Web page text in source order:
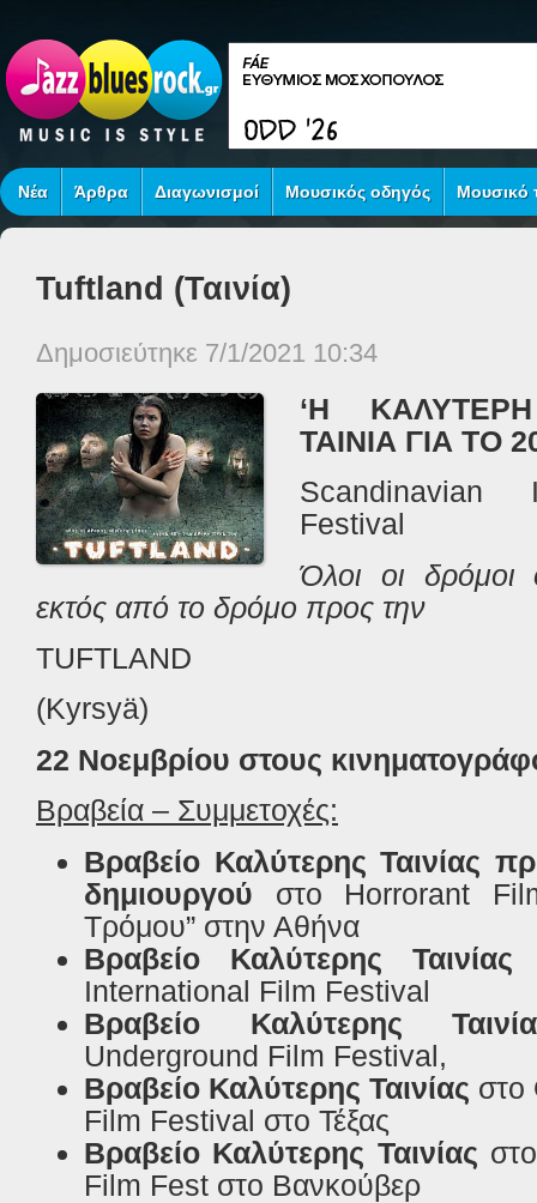
Νέα Άρθρα Διαγωνισμοί Μουσικός οδηγός Μουσικό
Tuftland (Ταινία)
Δημοσιεύτηκε 7/1/2021 10:34
‘H ΚΑΛΥΤΕΡΗ
ΤΑΙΝΙΑ ΓΙΑ ΤΟ
Scandinavian
Festival
Όλοι οι
εκτός από το δρόμο προς την
TUFTLAND
(Kyrsyä)
22 Νοεμβρίου στους
Βραβεία – Συμμετοχές:
Βραβείο Καλύτερης Ταινίας
δημιουργού στο Horrorant
Τρόμου” στην Αθήνα
Βραβείο
Καλύτερης
Ταινίας
International Film Festival
Βραβείο
Καλύτερης
Underground Film Festival,
Βραβείο Καλύτερης Ταινίας στο
Film Festival στο Τέξας
Βραβείο Καλύτερης Ταινίας
Film Fest στο Βανκούβερ